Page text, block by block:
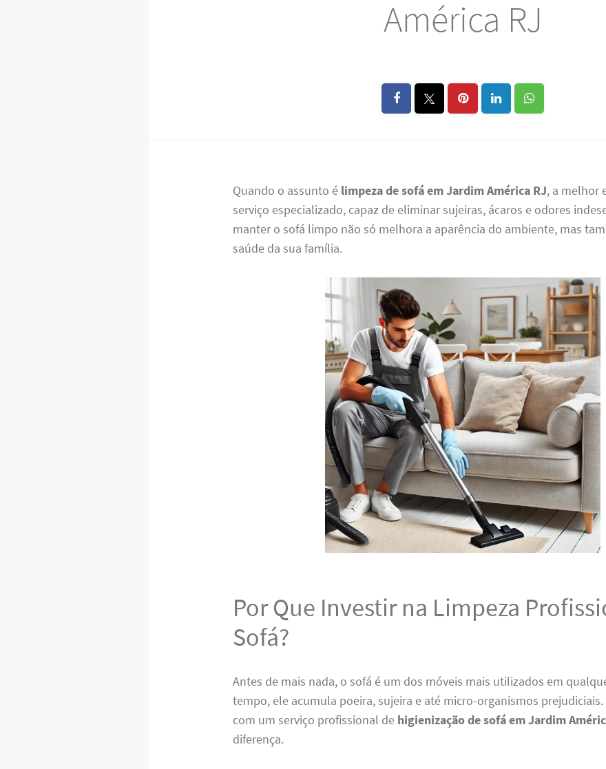
América RJ
Quando o assunto é limpeza de sofá em Jardim América RJ, a melhor
serviço especializado, capaz de eliminar sujeiras, ácaros e odores
manter o sofá limpo não só melhora a aparência do ambiente, mas
saúde da sua família.
Por Que Investir na Limpeza
Sofá?
Antes de mais nada, o sofá é um dos móveis mais utilizados em
tempo, ele acumula poeira, sujeira e até micro-organismos
com um serviço profissional de higienização de sofá em Jardim
diferença.